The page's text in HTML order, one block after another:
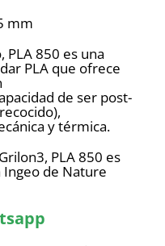
mm
PLA 850 es una
PLA que ofrece
de ser post-
y térmica.
PLA 850 es
de Nature